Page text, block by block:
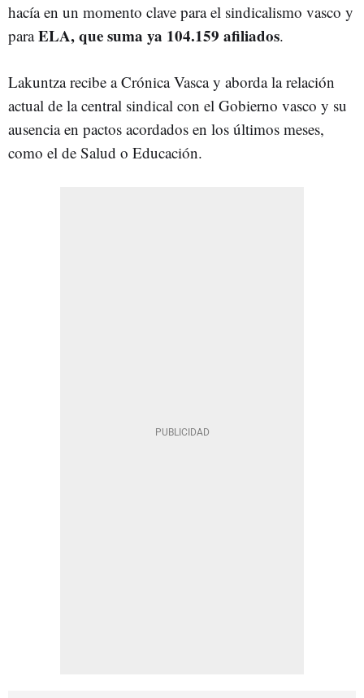
hacía en un momento clave para el sindicalismo vasco y
paraELA, que suma ya 104.159 afiliados.
Lakuntza recibe a Crónica Vasca y aborda la relación
actual de la central sindical con el Gobierno vasco y su
ausencia en pactos acordados en los últimos meses,
como el de Salud o Educación.